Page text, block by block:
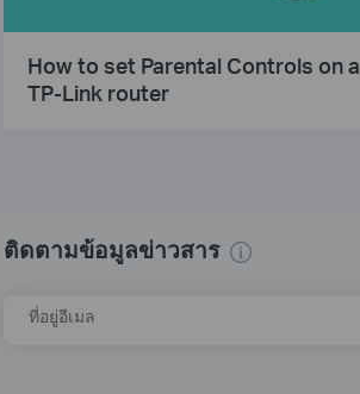
How to set Parental Controls on a
TP-Link router
ติดตามข้อมูลข่าวสาร
ที่อยู่อีเมล